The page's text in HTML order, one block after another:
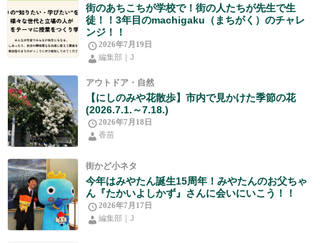
街のあちこちが学校で！街の人たちが先生で生
徒！！3年目のmachigaku（まちがく）のチャレ
ンジ！！
2026年7月19日
編集部｜J
アウトドア・自然
【にしのみや花散歩】市内で見かけた季節の花
(2026.7.1.～7.18.)
2026年7月18日
香苗
街かど小ネタ
今年はみやたん誕生15周年！みやたんのお父ちゃ
ん『たかいよしかず』さんに会いにいこう！！
2026年7月17日
編集部｜J